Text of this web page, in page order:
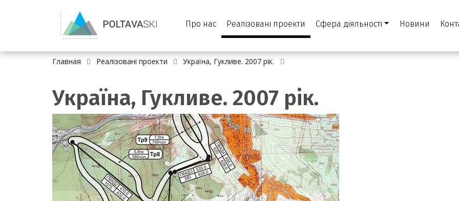
Про нас Реалізовані проекти Сфера діяльності Новини
Главная Реалізовані проекти Україна, Гукливе. 2007 рік.
Україна, Гукливе. 2007 рік.